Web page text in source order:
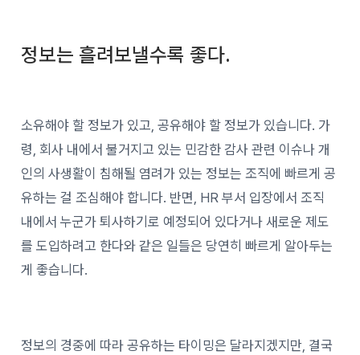
정보는 흘려보낼수록 좋다.
소유해야 할 정보가 있고, 공유해야 할 정보가 있습니다. 가
령, 회사 내에서 불거지고 있는 민감한 감사 관련 이슈나 개
인의 사생활이 침해될 염려가 있는 정보는 조직에 빠르게 공
유하는 걸 조심해야 합니다. 반면, HR 부서 입장에서 조직
내에서 누군가 퇴사하기로 예정되어 있다거나 새로운 제도
를 도입하려고 한다와 같은 일들은 당연히 빠르게 알아두는
게 좋습니다.
정보의 경중에 따라 공유하는 타이밍은 달라지겠지만, 결국